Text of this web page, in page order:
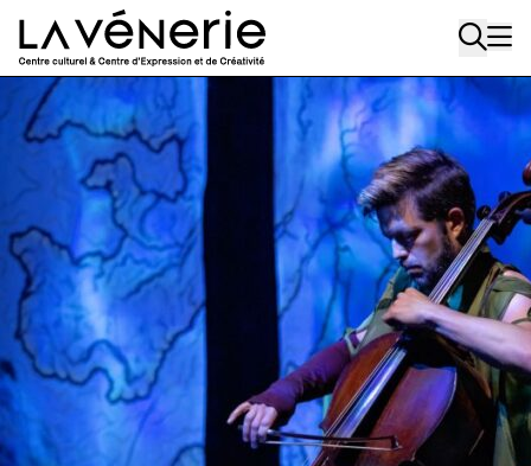
Aller au contenu principal